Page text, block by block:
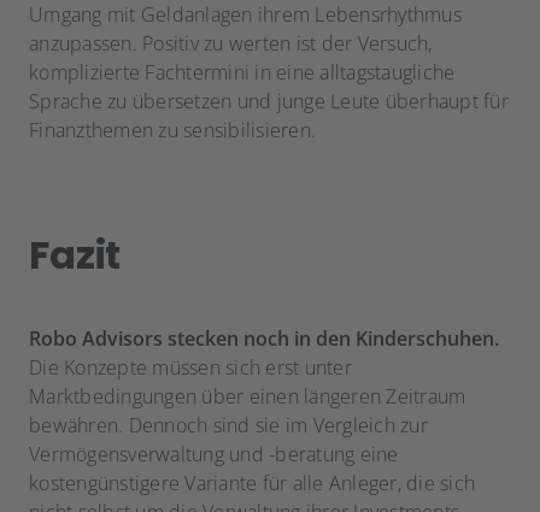
Umgang mit Geldanlagen ihrem Lebensrhythmus
anzupassen. Positiv zu werten ist der Versuch,
komplizierte Fachtermini in eine alltagstaugliche
Sprache zu übersetzen und junge Leute überhaupt für
Finanzthemen zu sensibilisieren.
Fazit
Robo Advisors stecken noch in den Kinderschuhen.
Die Konzepte müssen sich erst unter
Marktbedingungen über einen längeren Zeitraum
bewähren. Dennoch sind sie im Vergleich zur
Vermögensverwaltung und -beratung eine
kostengünstigere Variante für alle Anleger, die sich